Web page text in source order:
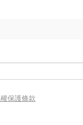
保護條款